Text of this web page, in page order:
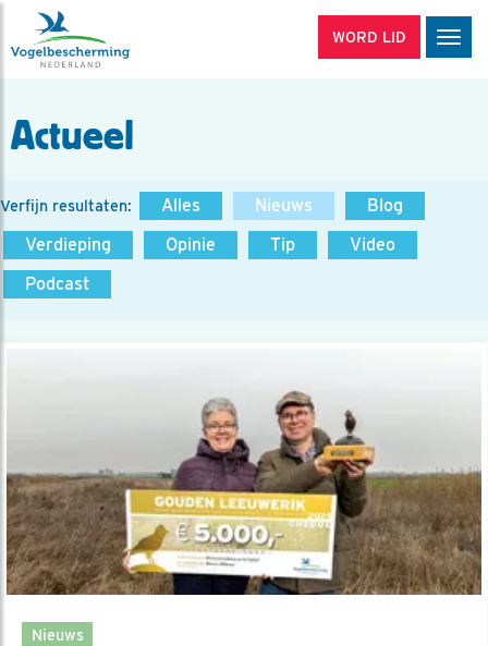
WORD LID
Actueel
Verfijn resultaten: Alles Nieuws
Blog
Verdieping
Opinie Tip
Video
Podcast
Nieuws